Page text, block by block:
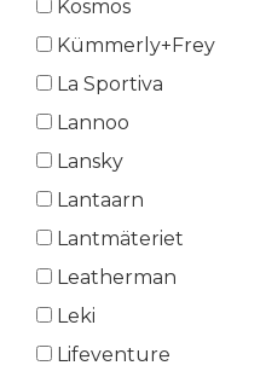
Kosmos
Kümmerly+Frey
La Sportiva
Lannoo
Lansky
Lantaarn
Lantmäteriet
Leatherman
Leki
Lifeventure